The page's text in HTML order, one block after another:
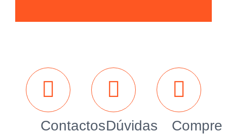
ContactosDúvidas
Compre